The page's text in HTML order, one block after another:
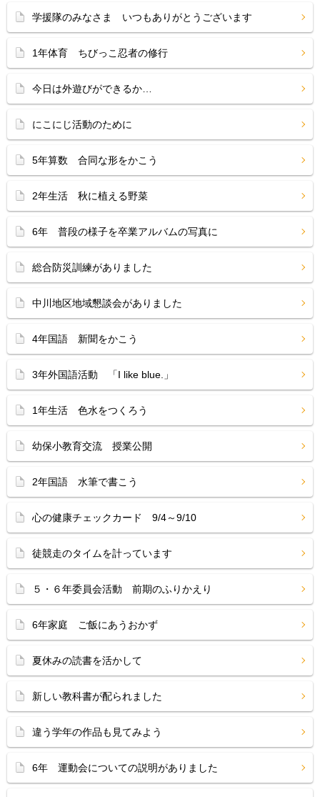
学援隊のみなさま いつもありがとうございます
1年体育 ちびっこ忍者の修行
今日は外遊びができるか…
にこにじ活動のために
5年算数 合同な形をかこう
2年生活 秋に植える野菜
6年 普段の様子を卒業アルバムの写真に
総合防災訓練がありました
中川地区地域懇談会がありました
4年国語 新聞をかこう
3年外国語活動 「I like blue.」
1年生活 色水をつくろう
幼保小教育交流 授業公開
2年国語 水筆で書こう
心の健康チェックカード 9/4～9/10
徒競走のタイムを計っています
５・６年委員会活動 前期のふりかえり
6年家庭 ご飯にあうおかず
夏休みの読書を活かして
新しい教科書が配られました
違う学年の作品も見てみよう
6年 運動会についての説明がありました